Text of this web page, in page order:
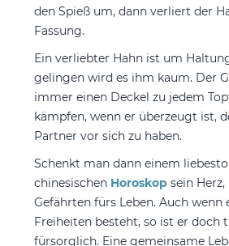
den Spieß um, dann verliert der
Fassung.
Ein verliebter Hahn ist um
gelingen wird es ihm kaum. Der
immer einen Deckel zu jedem
kämpfen, wenn er überzeugt ist,
Partner vor sich zu haben.
Schenkt man dann einem
chinesischen Horoskop sein
Gefährten fürs Leben. Auch wenn
Freiheiten besteht, so ist er doch
fürsorglich. Eine gemeinsame